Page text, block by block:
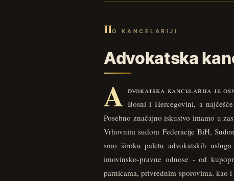
IIO KANCELARIJI
Advokatska
A dvokatska kancelarija je
Bosni i Hercegovini, a
Posebno značajno iskustvo imamo u
Vrhovnim sudom Federacije BiH,
smo široku paletu advokatskih
imovinsko-pravne odnose - od
parnicama, privrednim sporovima,